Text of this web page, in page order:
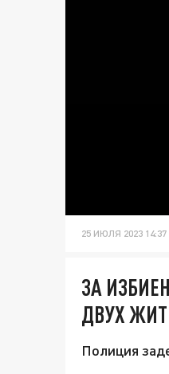
25 ИЮЛЯ 2023 14:37
ЗА
ДВУХ
Полиция